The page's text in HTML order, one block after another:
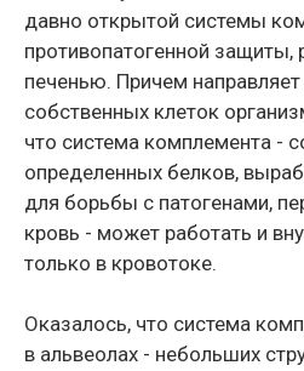
давно открытой системы
противопатогенной защиты,
печенью. Причем направляет
собственных клеток
что система комплемента -
определенных белков,
для борьбы с патогенами,
кровь - может работать и
только в кровотоке.
Оказалось, что система
в альвеолах - небольших